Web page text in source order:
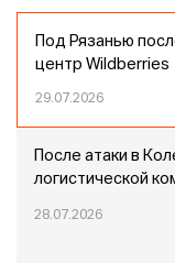
Под Рязанью
центр Wildberries
29.07.2026
После атаки в
логистической
28.07.2026